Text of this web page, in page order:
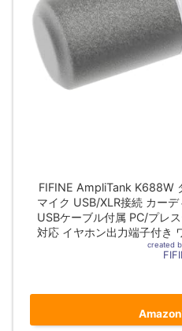
FIFINE AmpliTank K688W
マイク USB/XLR接続 カー
USBケーブル付属 PC/プレ
対応 イヤホン出力端子付き
created